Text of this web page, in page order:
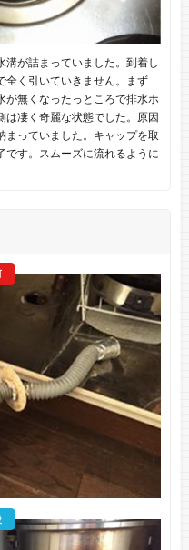
溝が詰まっていました。到着し
全く引いていきません。まず
が無くなったっところで排水ホ
は凄く奇麗な状態でした。原因
まっていました。キャップを取
です。スムーズに流れるように